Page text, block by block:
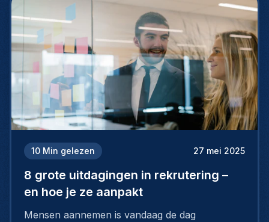
10 Min gelezen 27 mei 2025
8 grote uitdagingen in rekrutering –
en hoe je ze aanpakt
Mensen aannemen is vandaag de dag